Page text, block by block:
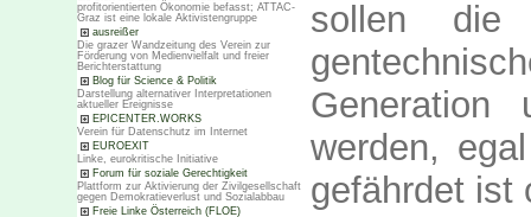
profitorientierten Ökonomie befasst; ATTAC-
Graz ist eine lokale Aktivistengruppe
ausreißer
Die grazer Wandzeitung des Verein zur
Förderung von Medienvielfalt und freier
Berichterstattung
Blog für Science & Politik
Darstellung alternativer Interpretationen
aktueller Ereignisse
EPICENTER.WORKS
Verein für Datenschutz im Internet
EUROEXIT
Linke, eurokritische Initiative
Forum für soziale Gerechtigkeit
Plattform zur Aktivierung der Zivilgesellschaft
gegen Demokratieverlust und Sozialabbau
Freie Linke Österreich (FLOE)
sollen die
werden,
gefährdet ist